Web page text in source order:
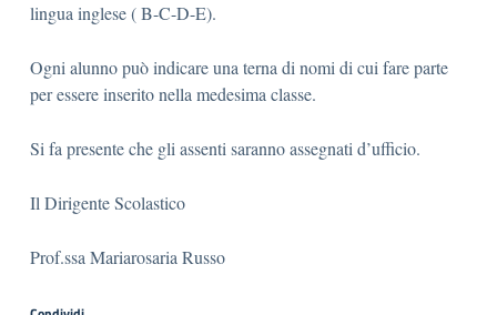
lingua inglese ( B-C-D-E).
Ogni alunno può indicare una terna di nomi di cui fare parte
per essere inserito nella medesima classe.
Si fa presente che gli assenti saranno assegnati d’ufficio.
Il Dirigente Scolastico
Prof.ssa Mariarosaria Russo